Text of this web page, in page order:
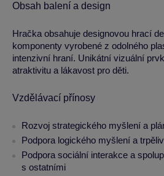
Obsah balení a design
Hračka obsahuje designovou hrací
komponenty vyrobené z odolného
intenzivní hraní. Unikátní vizuální
atraktivitu a lákavost pro děti.
Vzdělávací přínosy
Rozvoj strategického myšlení a
Podpora logického myšlení a
Podpora sociální interakce a
s ostatními